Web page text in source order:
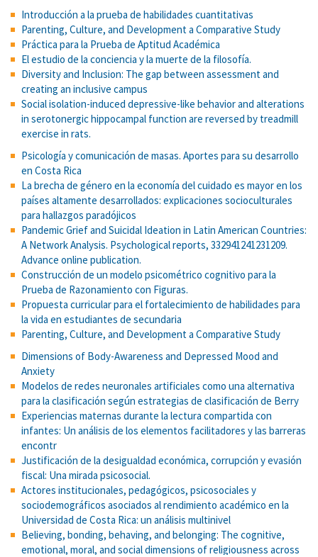
Introducción a la prueba de habilidades cuantitativas
Parenting, Culture, and Development a Comparative Study
Práctica para la Prueba de Aptitud Académica
El estudio de la conciencia y la muerte de la filosofía.
Diversity and Inclusion: The gap between assessment and
creating an inclusive campus
Social isolation-induced depressive-like behavior and alterations
in serotonergic hippocampal function are reversed by treadmill
exercise in rats.
Psicología y comunicación de masas. Aportes para su desarrollo
en Costa Rica
La brecha de género en la economía del cuidado es mayor en los
países altamente desarrollados: explicaciones socioculturales
para hallazgos paradójicos
Pandemic Grief and Suicidal Ideation in Latin American Countries:
A Network Analysis. Psychological reports, 332941241231209.
Advance online publication.
Construcción de un modelo psicométrico cognitivo para la
Prueba de Razonamiento con Figuras.
Propuesta curricular para el fortalecimiento de habilidades para
la vida en estudiantes de secundaria
Parenting, Culture, and Development a Comparative Study
Dimensions of Body-Awareness and Depressed Mood and
Anxiety
Modelos de redes neuronales artificiales como una alternativa
para la clasificación según estrategias de clasificación de Berry
Experiencias maternas durante la lectura compartida con
infantes: Un análisis de los elementos facilitadores y las barreras
encontr
Justificación de la desigualdad económica, corrupción y evasión
fiscal: Una mirada psicosocial.
Actores institucionales, pedagógicos, psicosociales y
sociodemográficos asociados al rendimiento académico en la
Universidad de Costa Rica: un análisis multinivel
Believing, bonding, behaving, and belonging: The cognitive,
emotional, moral, and social dimensions of religiousness across